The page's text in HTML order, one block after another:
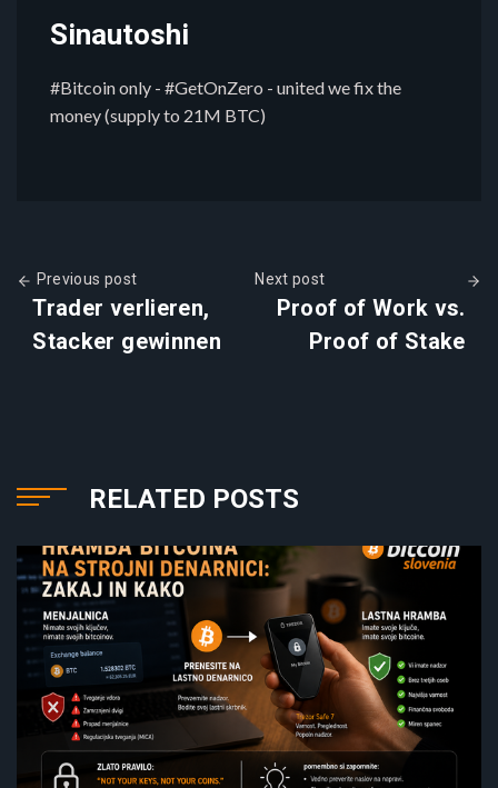
Sinautoshi
#Bitcoin only - #GetOnZero - united we fix the
money (supply to 21M BTC)
Previous post
Trader verlieren,
Stacker gewinnen
Next post
Proof of Work vs.
Proof of Stake
RELATED POSTS